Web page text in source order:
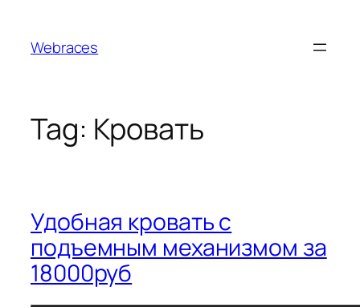
content
Webraces
Tag: Кровать
Удобная кровать с
подъемным механизмом за
18000руб